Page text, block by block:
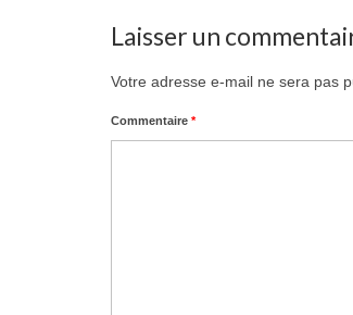
Laisser un
Votre adresse e-mail ne sera pas
Commentaire *